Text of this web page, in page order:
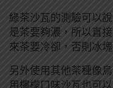
綠茶沙瓦的測驗可以
是茶要夠濃，所以直
來茶要冷卻，否則冰
另外使用其他茶種像
用檸檬口味沙瓦也可以